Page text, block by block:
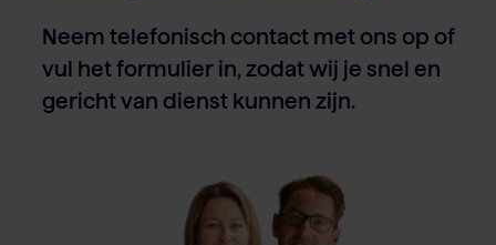
Neem telefonisch contact met ons op of
vul het formulier in, zodat wij je snel en
gericht van dienst kunnen zijn.